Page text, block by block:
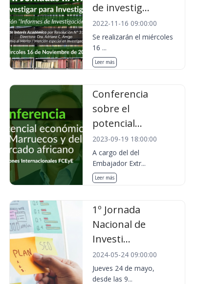
de investig...
2022-11-16 09:00:00
Se realizarán el miércoles
16 ...
Leer más
Conferencia
sobre el
potencial...
2023-09-19 18:00:00
A cargo del del
Embajador Extr...
Leer más
1º Jornada
Nacional de
Investi...
2024-05-24 09:00:00
Jueves 24 de mayo,
desde las 9...